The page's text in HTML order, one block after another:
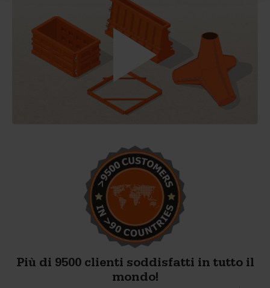
Più di 9500 clienti soddisfatti in tutto il
mondo!